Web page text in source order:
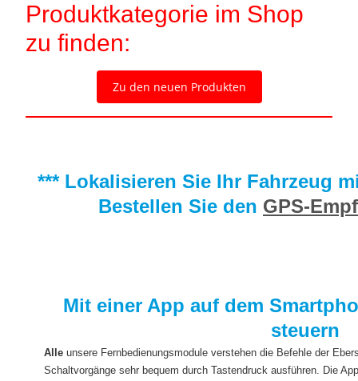
Produktkategorie im Shop
zu finden:
Zu den neuen Produkten
*** Lokalisieren Sie Ihr Fahrzeug
Bestellen Sie den GPS-
Mit einer App auf dem
steuern
Alle unsere Fernbedienungsmodule verstehen die Befehle der
Schaltvorgänge sehr bequem durch Tastendruck ausführen. Die